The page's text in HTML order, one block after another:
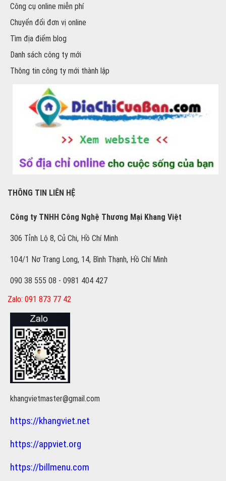
Công cụ online miễn phí
Chuyển đổi đơn vị online
Tìm địa điểm blog
Danh sách công ty mới
Thông tin công ty mới thành lập
THÔNG TIN LIÊN HỆ
Công ty TNHH Công Nghệ Thương Mại Khang Việt
306 Tỉnh Lộ 8, Củ Chi, Hồ Chí Minh
104/1 Nơ Trang Long, 14, Bình Thạnh, Hồ Chí Minh
090 38 555 08 - 0981 404 427
Zalo: 091 873 77 42
khangvietmaster@gmail.com
https://khangviet.net
https://appviet.org
https://billmenu.com